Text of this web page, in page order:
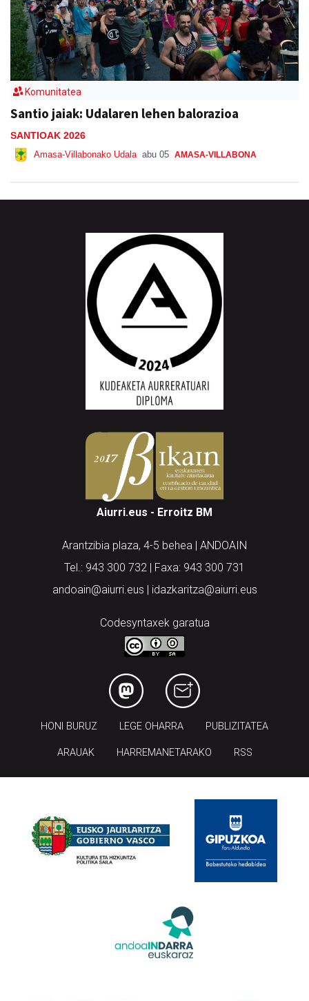
Komunitatea
Santio jaiak: Udalaren lehen balorazioa
SANTIOAK 2026
Amasa-Villabonako Udala abu 05 AMASA-VILLABONA
Aiurri.eus - Erroitz BM
Arantzibia plaza, 4-5 behea | ANDOAIN
Tel.: 943 300 732 | Faxa: 943 300 731
andoain@aiurri.eus | idazkaritza@aiurri.eus
Codesyntaxek garatua
HONI BURUZ LEGE OHARRA PUBLIZITATEA
ARAUAK HARREMANETARAKO RSS